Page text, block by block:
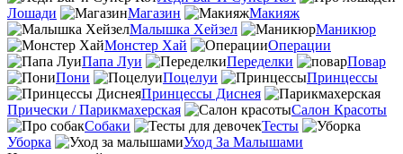
Лошади
Магазин
Макияж
Малышка Хейзел
Маникюр
Монстер Хай
Операции
Папа Луи
Переделки
Повар
Пони
Поцелуи
Принцессы
Принцессы Диснея
Прически / Парикмахерская
Салон Красоты
Собаки
Тесты
Уборка
Уход За Малышами